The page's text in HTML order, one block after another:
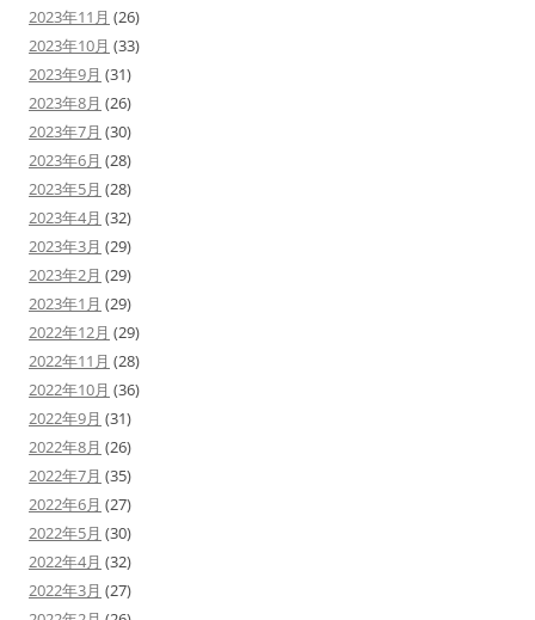
2023年11月 (26)
2023年10月 (33)
2023年9月 (31)
2023年8月 (26)
2023年7月 (30)
2023年6月 (28)
2023年5月 (28)
2023年4月 (32)
2023年3月 (29)
2023年2月 (29)
2023年1月 (29)
2022年12月 (29)
2022年11月 (28)
2022年10月 (36)
2022年9月 (31)
2022年8月 (26)
2022年7月 (35)
2022年6月 (27)
2022年5月 (30)
2022年4月 (32)
2022年3月 (27)